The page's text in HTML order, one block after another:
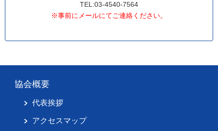
TEL:03-4540-7564
※事前にメールにてご連絡ください。
協会概要
代表挨拶
アクセスマップ